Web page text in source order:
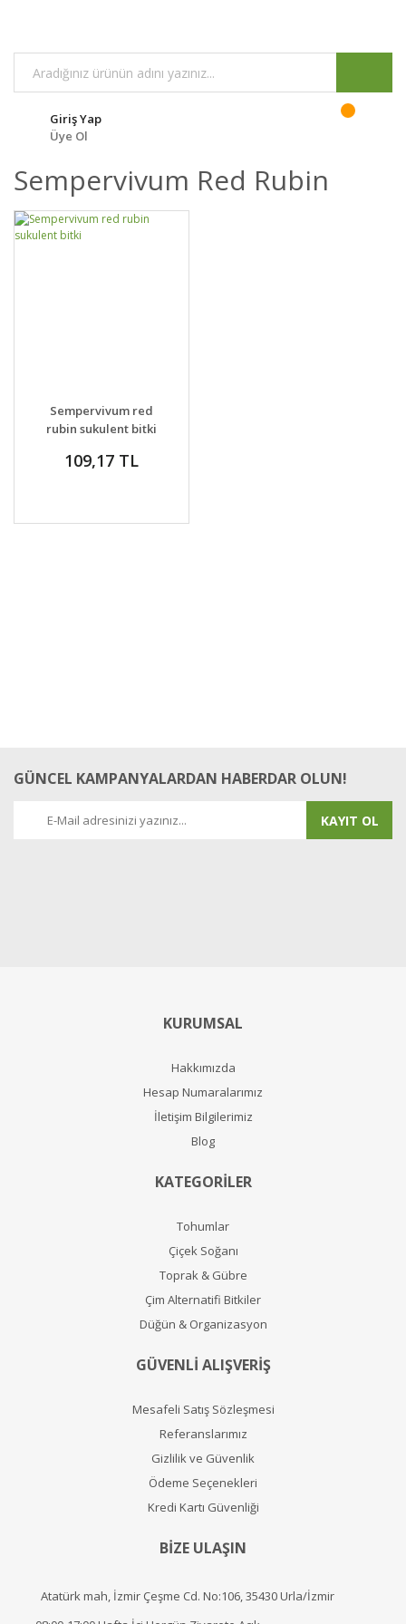
Giriş Yap
Üye Ol
Sempervivum Red Rubin
DETAYLAR
VER
Sempervivum red
rubin sukulent bitki
109,17 TL
GÜNCEL KAMPANYALARDAN HABERDAR OLUN!
KAYIT OL
KURUMSAL
Hakkımızda
Hesap Numaralarımız
İletişim Bilgilerimiz
Blog
KATEGORİLER
Tohumlar
Çiçek Soğanı
Toprak & Gübre
Çim Alternatifi Bitkiler
Düğün & Organizasyon
GÜVENLİ ALIŞVERİŞ
Mesafeli Satış Sözleşmesi
Referanslarımız
Gizlilik ve Güvenlik
Ödeme Seçenekleri
Kredi Kartı Güvenliği
BİZE ULAŞIN
Atatürk mah, İzmir Çeşme Cd. No:106, 35430 Urla/İzmir